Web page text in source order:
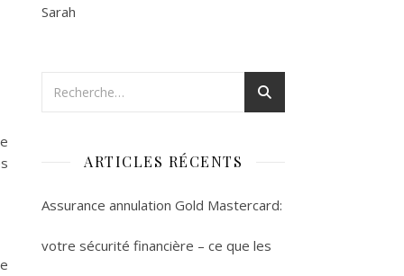
Sarah
ARTICLES RÉCENTS
Assurance annulation Gold Mastercard:
votre sécurité financière – ce que les